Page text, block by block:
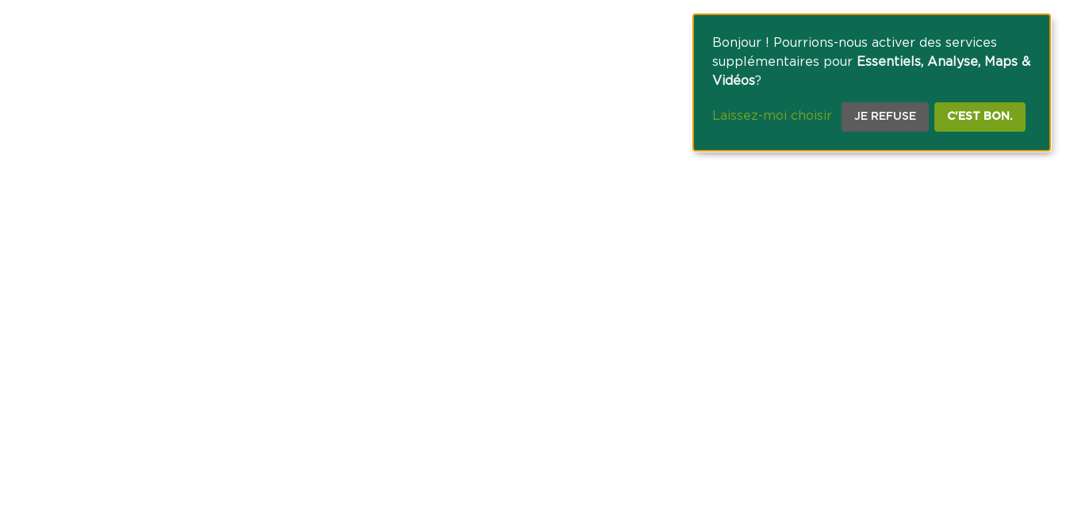
Bonjour ! Pourrions-nous activer des services
supplémentaires pour Essentiels, Analyse, Maps &
Vidéos?
Laissez-moi choisir JE REFUSE C'EST BON.